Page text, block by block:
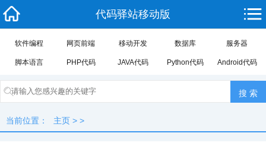
代码驿站移动版
软件编程 网页前端 移动开发 数据库 服务器
脚本语言 PHP代码 JAVA代码 Python代码 Android代码
当前位置： 主页 > >